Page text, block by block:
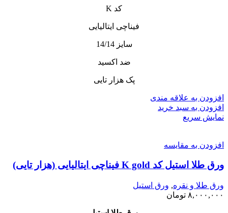
کد K
فیناچی ایتالیایی
سایز 14/14
ضد اکسید
پک هزار تایی
افزودن به علاقه مندی
افزودن به سبد خرید
نمایش سریع
افزودن به مقایسه
ورق طلا استیل کد K gold فیناچی ایتالیایی (هزار تایی)
ورق طلا و نقره, ورق استیل
۸,۰۰۰,۰۰۰ تومان